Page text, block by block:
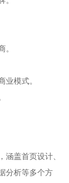
业模式。
涵盖首页设计、
分析等多个方